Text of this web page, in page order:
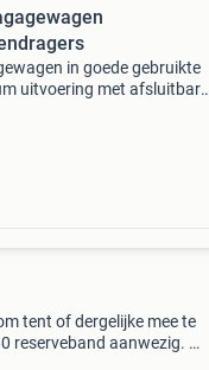
in goede gebruikte
uitvoering met afsluitbare
tent of dergelijke mee te
reserveband aanwezig. Wij